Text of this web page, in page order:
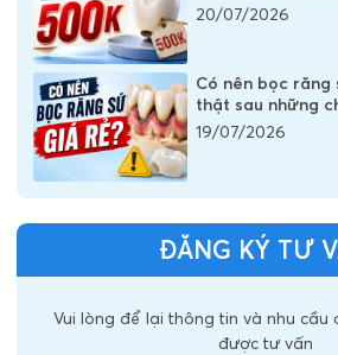
20/07/2026
Có nên bọc răng
thật sau những
vài trăm nghìn
19/07/2026
ĐĂNG KÝ TƯ
Vui lòng để lại thông tin và nhu cầu
được tư vấn